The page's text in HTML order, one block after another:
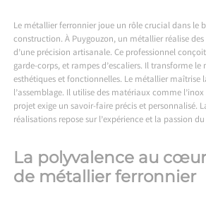
Le métallier ferronnier joue un rôle crucial dans le
construction. À Puygouzon, un métallier réalise
d’une précision artisanale. Ce professionnel
garde-corps, et rampes d’escaliers. Il transforme
esthétiques et fonctionnelles. Le métallier maîtrise
l’assemblage. Il utilise des matériaux comme
projet exige un savoir-faire précis et personnalisé.
réalisations repose sur l’expérience et la passion
La polyvalence au
de métallier ferronnier